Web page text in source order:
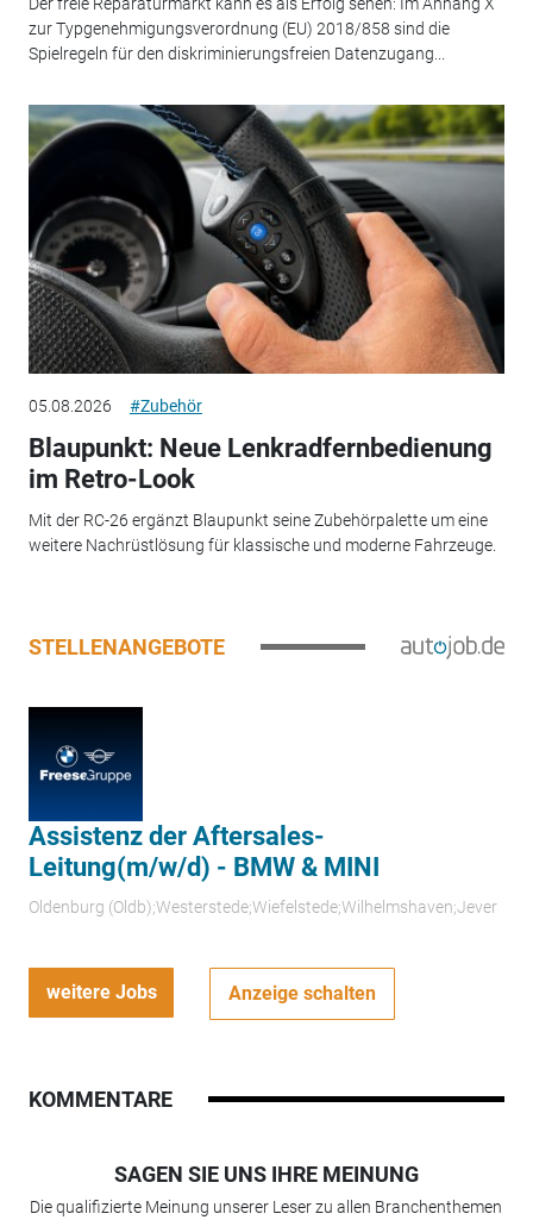
zur Typgenehmigungsverordnung (EU) 2018/858 sind die
Spielregeln für den diskriminierungsfreien Datenzugang...
05.08.2026 #Zubehör
Blaupunkt: Neue Lenkradfernbedienung
im Retro-Look
Mit der RC-26 ergänzt Blaupunkt seine Zubehörpalette um eine
weitere Nachrüstlösung für klassische und moderne Fahrzeuge.
STELLENANGEBOTE
Assistenz der Aftersales-
Leitung(m/w/d) - BMW & MINI
Oldenburg (Oldb);Westerstede;Wiefelstede;Wilhelmshaven;Jever
weitere Jobs Anzeige schalten
KOMMENTARE
SAGEN SIE UNS IHRE MEINUNG
Die qualifizierte Meinung unserer Leser zu allen Branchenthemen